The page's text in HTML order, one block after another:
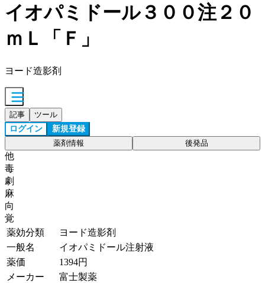
イオパミドール３００注２０
ｍＬ「Ｆ」
ヨード造影剤
記事 ツール
ログイン 新規登録
薬剤情報 後発品
他
毒
劇
麻
向
覚
薬効分類
ヨード造影剤
一般名
イオパミドール注射液
薬価
1394円
メーカー
富士製薬